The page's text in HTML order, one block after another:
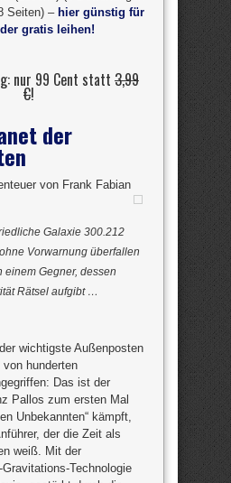
Seiten) – hier günstig für
gratis leihen!
nur 99 Cent statt 3,99
€!
der
von Frank Fabian
Galaxie 300.212
Vorwarnung überfallen
einem Gegner, dessen
Rätsel aufgibt …
wichtigste Außenposten
hunderten
Das ist der
Pallos zum ersten Mal
Unbekannten“ kämpft,
der die Zeit als
weiß. Mit der
Technologie